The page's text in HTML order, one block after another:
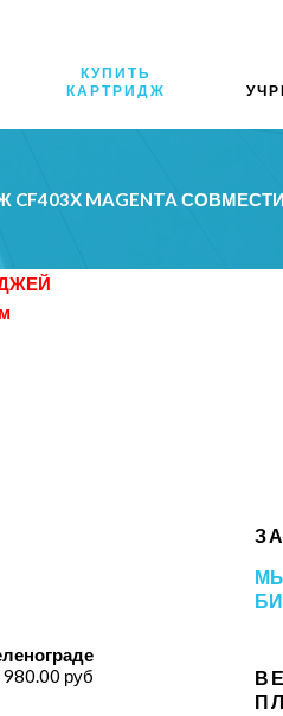
КУПИТЬ
КАРТРИДЖ
CF403X MAGENTA
980.00 руб